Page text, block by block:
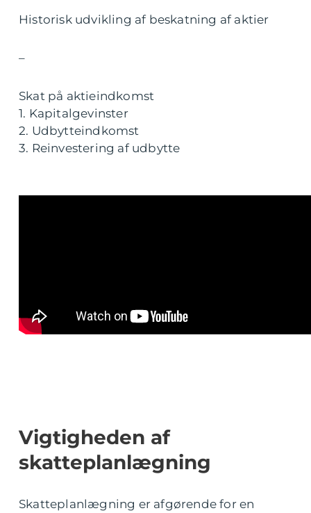
Historisk udvikling af beskatning af aktier
–
Skat på aktieindkomst
1. Kapitalgevinster
2. Udbytteindkomst
3. Reinvestering af udbytte
Vigtigheden af
skatteplanlægning
Skatteplanlægning er afgørende for en